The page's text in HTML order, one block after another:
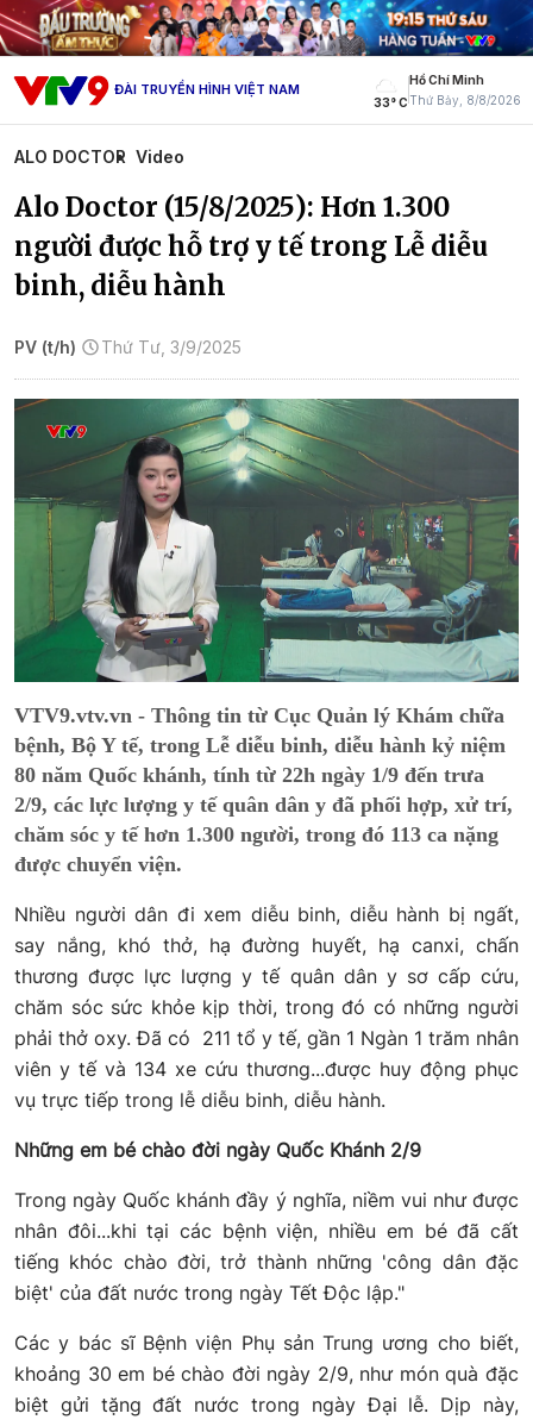
ĐÀI TRUYỀN HÌNH VIỆT NAM
33° C
Hồ Chí Minh
Thứ Bảy, 8/8/2026
ALO DOCTOR Video
Alo Doctor (15/8/2025): Hơn 1.300
người được hỗ trợ y tế trong Lễ diễu
binh, diễu hành
PV (t/h) Thứ Tư, 3/9/2025
VTV9.vtv.vn - Thông tin từ Cục Quản lý Khám chữa
bệnh, Bộ Y tế, trong Lễ diễu binh, diễu hành kỷ niệm
80 năm Quốc khánh, tính từ 22h ngày 1/9 đến trưa
2/9, các lực lượng y tế quân dân y đã phối hợp, xử trí,
chăm sóc y tế hơn 1.300 người, trong đó 113 ca nặng
được chuyển viện.
Nhiều người dân đi xem diễu binh, diễu hành bị ngất,
say nắng, khó thở, hạ đường huyết, hạ canxi, chấn
thương được lực lượng y tế quân dân y sơ cấp cứu,
chăm sóc sức khỏe kịp thời, trong đó có những người
phải thở oxy. Đã có 211 tổ y tế, gần 1 Ngàn 1 trăm nhân
viên y tế và 134 xe cứu thương...được huy động phục
vụ trực tiếp trong lễ diễu binh, diễu hành.
Những em bé chào đời ngày Quốc Khánh 2/9
Trong ngày Quốc khánh đầy ý nghĩa, niềm vui như được
nhân đôi...khi tại các bệnh viện, nhiều em bé đã cất
tiếng khóc chào đời, trở thành những 'công dân đặc
biệt' của đất nước trong ngày Tết Độc lập."
Các y bác sĩ Bệnh viện Phụ sản Trung ương cho biết,
khoảng 30 em bé chào đời ngày 2/9, như món quà đặc
biệt gửi tặng đất nước trong ngày Đại lễ. Dịp này,